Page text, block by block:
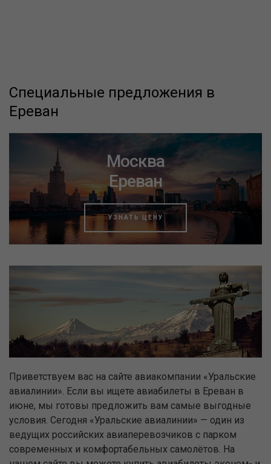
Специальные предложения в
Ереван
Москва
Ереван
УЗНАТЬ ЦЕНУ
Приветствуем вас на сайте авиакомпании «Уральские
авиалинии». Если вы ищете авиабилеты в Ереван в
июне, мы готовы предложить вам самые выгодные
условия. Сегодня «Уральские авиалинии» — один из
ведущих российских авиаперевозчиков с парком
современных и комфортабельных самолётов. На